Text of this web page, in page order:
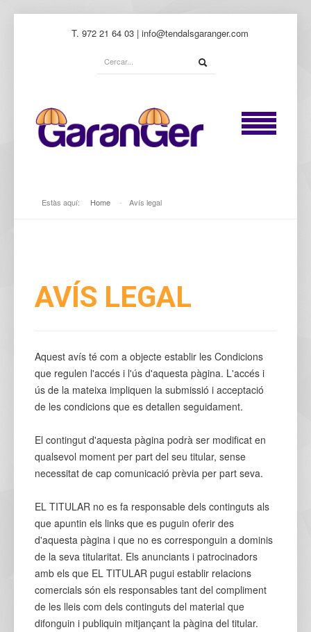
T. 972 21 64 03 | info@tendalsgaranger.com
Estàs aquí: Home - Avís legal
AVÍS LEGAL
Aquest avís té com a objecte establir les Condicions
que regulen l'accés i l'ús d'aquesta pàgina. L'accés i
ús de la mateixa impliquen la submissió i acceptació
de les condicions que es detallen seguidament.
El contingut d'aquesta pàgina podrà ser modificat en
qualsevol moment per part del seu titular, sense
necessitat de cap comunicació prèvia per part seva.
EL TITULAR no es fa responsable dels continguts als
que apuntin els links que es puguin oferir des
d'aquesta pàgina i que no es corresponguin a dominis
de la seva titularitat. Els anunciants i patrocinadors
amb els que EL TITULAR pugui establir relacions
comercials són els responsables tant del compliment
de les lleis com dels continguts del material que
difonguin i publiquin mitjançant la pàgina del titular.